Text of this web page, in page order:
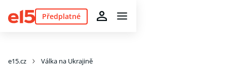
Předplatné
e15.cz Válka na Ukrajině